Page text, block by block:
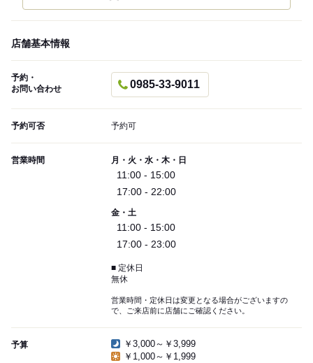
店舗基本情報
予約・
お問い合わせ
0985-33-9011
予約可否 予約可
営業時間 月・火・水・木・日
11:00 - 15:00
17:00 - 22:00
金・土
11:00 - 15:00
17:00 - 23:00
■ 定休日
無休
営業時間・定休日は変更となる場合がございますの
で、ご来店前に店舗にご確認ください。
予算
￥3,000～￥3,999
￥1,000～￥1,999